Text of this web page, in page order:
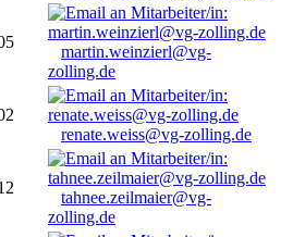
martin.weinzierl@vg-
zolling.de
renate.weiss@vg-zolling.de
tahnee.zeilmaier@vg-
zolling.de